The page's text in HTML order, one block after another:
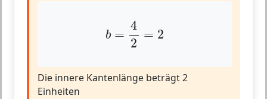
b =
4
2
= 2
42
Die innere Kantenlänge beträgt 2
Einheiten